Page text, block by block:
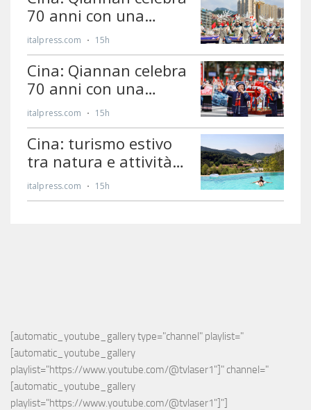
[automatic_youtube_gallery type="channel" playlist="
[automatic_youtube_gallery
playlist="https://www.youtube.com/@tvlaser1"]" channel="
[automatic_youtube_gallery
playlist="https://www.youtube.com/@tvlaser1"]"]